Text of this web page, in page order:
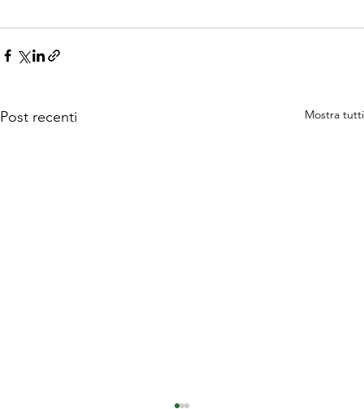
Post recenti Mostra tutti